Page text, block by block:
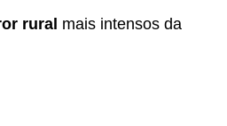
rural mais intensos da